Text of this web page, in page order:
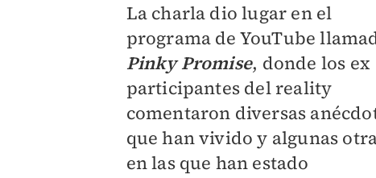
La charla dio lugar en el
programa de YouTube
Pinky Promise, donde los ex
participantes del reality
comentaron diversas
que han vivido y algunas
en las que han estado